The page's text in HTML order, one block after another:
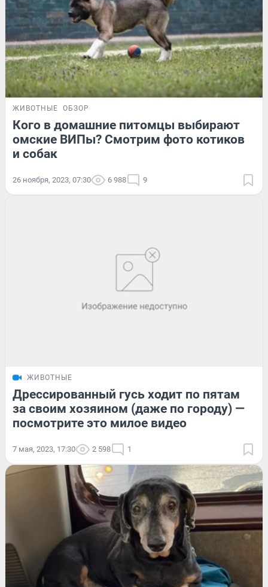
ЖИВОТНЫЕ ОБЗОР
Кого в домашние питомцы выбирают
омские ВИПы? Смотрим фото котиков
и собак
26 ноября, 2023, 07:30 6 988 9
ЖИВОТНЫЕ
Дрессированный гусь ходит по пятам
за своим хозяином (даже по городу) —
посмотрите это милое видео
7 мая, 2023, 17:30 2 598 1